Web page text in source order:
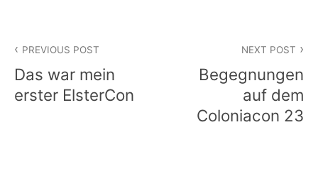
PREVIOUS POST
Das war mein
erster ElsterCon
NEXT POST
Begegnungen
auf dem
Coloniacon 23